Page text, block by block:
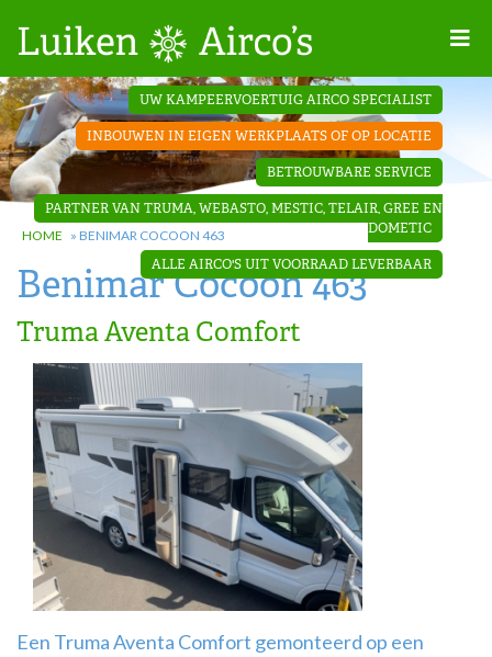
Projecten
Contact
Dakopbouw
airco’s
‘Onder de
bank’ airco’s
‘Teleco
Ultra
Comfort ‘
airco
montage
UW KAMPEERVOERTUIG AIRCO SPECIALIST
INBOUWEN IN EIGEN WERKPLAATS OF OP LOCATIE
BETROUWBARE SERVICE
PARTNER VAN TRUMA, WEBASTO, MESTIC, TELAIR, GREE EN
DOMETIC
ALLE AIRCO'S UIT VOORRAAD LEVERBAAR
HOME » BENIMAR COCOON 463
Benimar Cocoon 463
Truma Aventa Comfort
Een Truma Aventa Comfort gemonteerd op een